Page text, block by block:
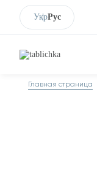
УкрРус
Главная страница